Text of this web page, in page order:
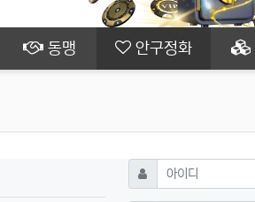
동맹 안구정화
아이디 필수